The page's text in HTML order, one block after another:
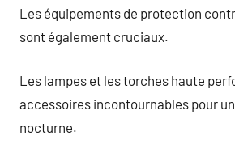
Les équipements de protection
sont également cruciaux.
Les lampes et les torches haute
accessoires incontournables pour
nocturne.